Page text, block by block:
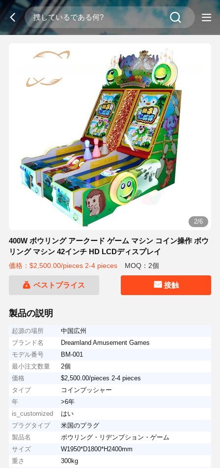
2/6
400W ボウリング アークード ゲーム マシン コイン操作 ボウ
リング マシン 42インチ HD LCDディスプレイ
価格：$2,500.00/pieces 2-4 pieces MOQ：2個
ベストプライス 接触
製品の説明
起源の場所
中国広州
ブランド名
Dreamland Amusement Games
モデル番号
BM-001
最小注文数量
2個
価格
$2,500.00/pieces 2-4 pieces
タイプ
コインプッシャー
年
>6年
is_customized
はい
プラグタイプ
米国のプラグ
製品名
ボウリング・リデンプション・ゲーム
サイズ
W1950*D1800*H2400mm
重さ
300kg